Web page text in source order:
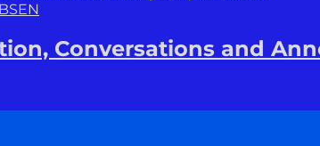
Conversations and